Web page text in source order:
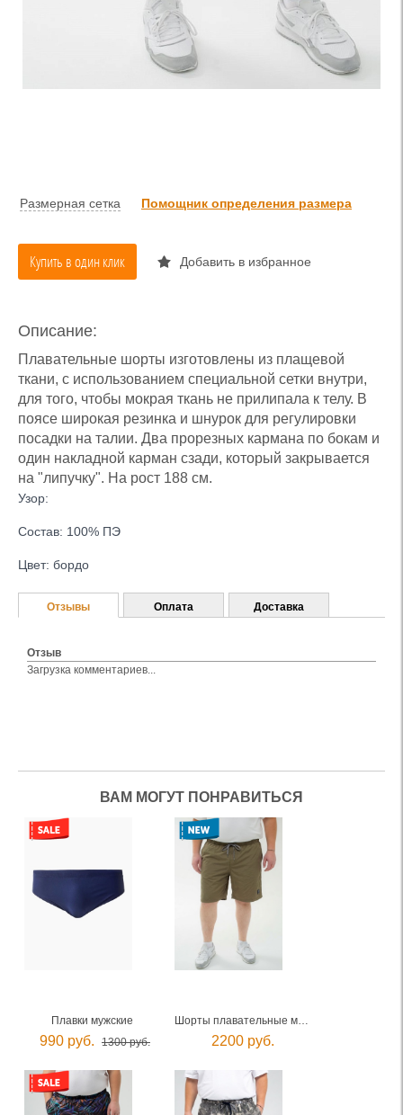
Размерная сетка Помощник определения размера
Купить в один клик Добавить в избранное
Описание:
Плавательные шорты изготовлены из плащевой
ткани, с использованием специальной сетки внутри,
для того, чтобы мокрая ткань не прилипала к телу. В
поясе широкая резинка и шнурок для регулировки
посадки на талии. Два прорезных кармана по бокам и
один накладной карман сзади, который закрывается
на "липучку". На рост 188 см.
Узор:
Состав: 100% ПЭ
Цвет: бордо
Отзывы
Отзыв
Загрузка комментариев...
Оплата Доставка
ВАМ МОГУТ ПОНРАВИТЬСЯ
Плавки мужские
990 руб. 1300 руб.
Шорты плавательные мужские
2200 руб.